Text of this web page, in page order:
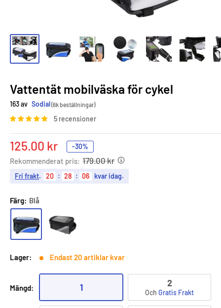
Vattentät mobilväska för cykel
163 av Sodial(6k beställningar)
5 recensioner
Sale
price
125.00 kr -30%
Rekommenderat pris: 179.00 kr
Fri frakt. 20 : 28 : 04 kvar idag.
Färg: Blå
Lager: Endast 20 artiklar kvar
Mängd: 1 2
Och Gratis Frakt